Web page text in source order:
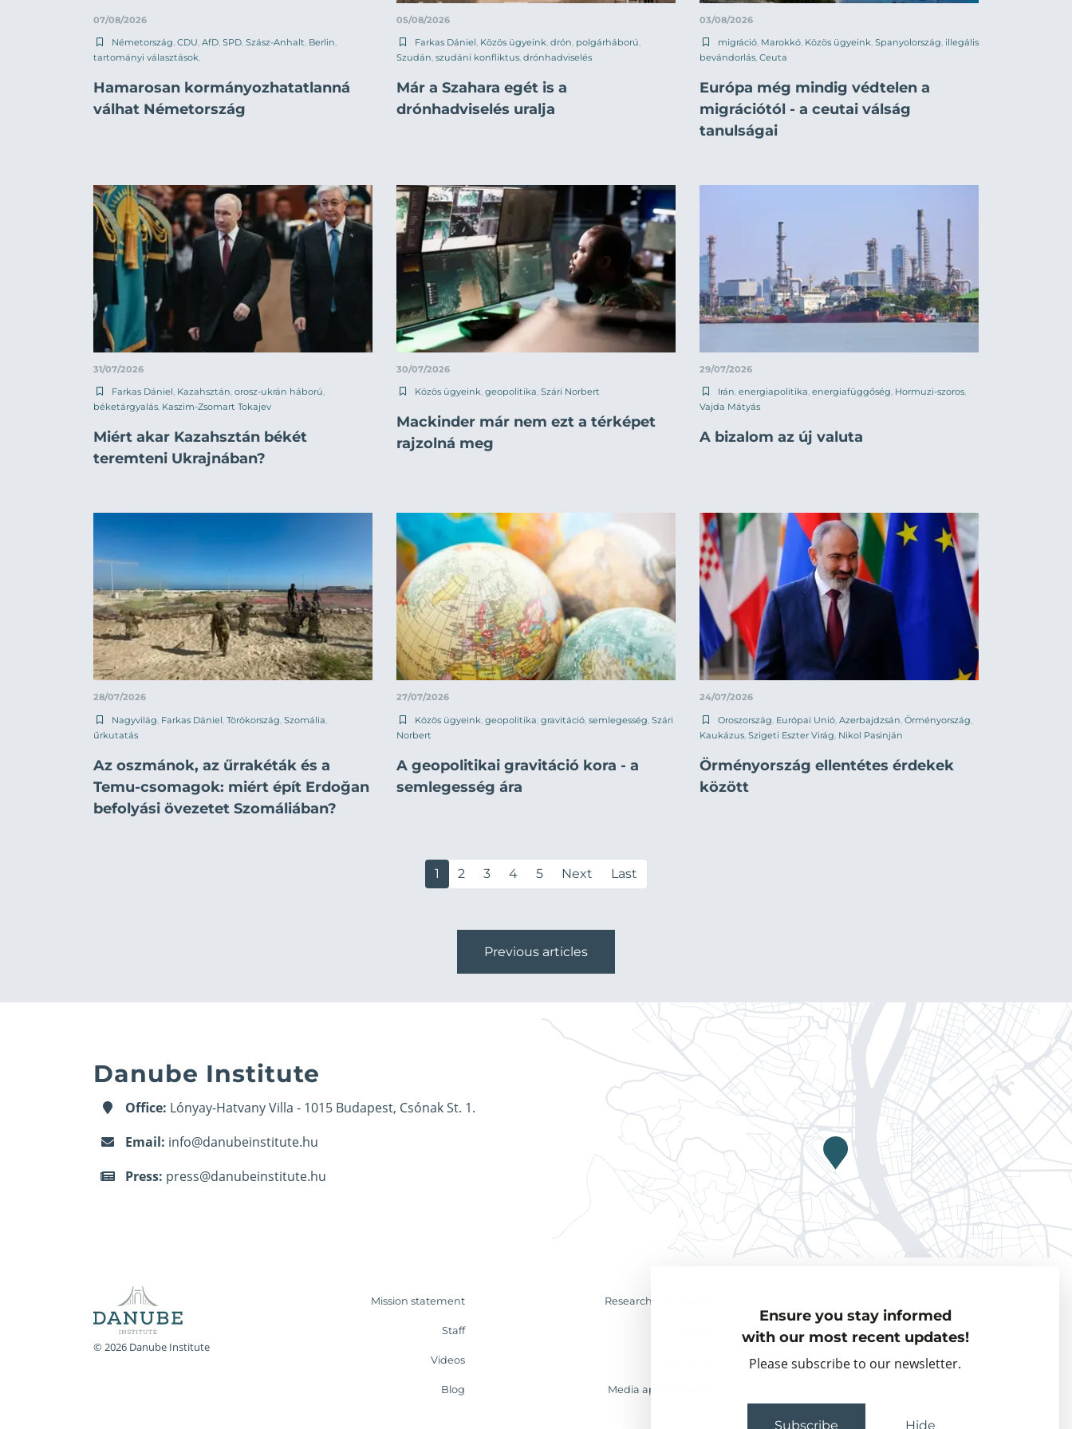
Ensure you stay informed
with our most recent updates!
Please subscribe to our newsletter.
Subscribe Hide
07/08/2026
Németország CDU AfD SPD Szász-Anhalt Berlin
tartományi választások
Hamarosan kormányozhatatlanná
válhat Németország
05/08/2026
Farkas Dániel Közös ügyeink drón polgárháború
Szudán szudáni konfliktus drónhadviselés
Már a Szahara egét is a
drónhadviselés uralja
03/08/2026
migráció Marokkó Közös ügyeink Spanyolország illegális
bevándorlás Ceuta
Európa még mindig védtelen a
migrációtól - a ceutai válság
tanulságai
31/07/2026
Farkas Dániel, Kazahsztán, orosz-ukrán háború,
béketárgyalás, Kaszim-Zsomart Tokajev
Miért akar Kazahsztán békét
teremteni Ukrajnában?
30/07/2026
Közös ügyeink, geopolitika, Szári Norbert
Mackinder már nem ezt a térképet
rajzolná meg
29/07/2026
Irán, energiapolitika, energiafüggőség, Hormuzi-szoros,
Vajda Mátyás
A bizalom az új valuta
28/07/2026
Nagyvilág Farkas Dániel Törökország Szomália
űrkutatás
Az oszmánok, az űrrakéták és a
Temu-csomagok: miért épít Erdoğan
befolyási övezetet Szomáliában?
27/07/2026
Közös ügyeink geopolitika gravitáció semlegesség Szári
Norbert
A geopolitikai gravitáció kora - a
semlegesség ára
24/07/2026
Oroszország Európai Unió Azerbajdzsán Örményország
Kaukázus Szigeti Eszter Virág Nikol Pasinján
Örményország ellentétes érdekek
között
1 2 3 4 5 Next Last
Previous articles
Danube Institute
Office: Lónyay-Hatvany Villa - 1015 Budapest, Csónak St. 1.
Email: info@danubeinstitute.hu
Press: press@danubeinstitute.hu
© 2026 Danube Institute
Mission statement Research & Analyses
Staff Visiting Fellows
Videos Partner organisations
Blog Media appearances